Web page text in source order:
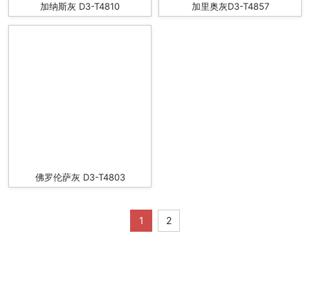
加纳斯灰 D3-T4810 加里奥灰D3-T4857
佛罗伦萨灰 D3-T4803
1 2